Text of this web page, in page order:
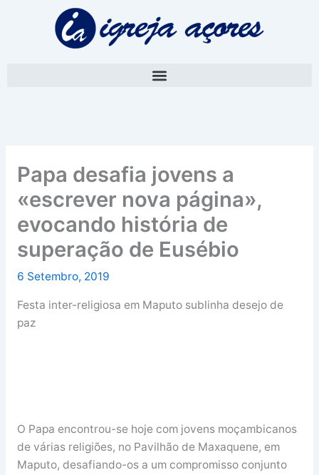
Papa desafia jovens a
«escrever nova página»,
evocando história de
superação de Eusébio
6 Setembro, 2019
Festa inter-religiosa em Maputo sublinha desejo de
paz
O Papa encontrou-se hoje com jovens moçambicanos
de várias religiões, no Pavilhão de Maxaquene, em
Maputo, desafiando-os a um compromisso conjunto